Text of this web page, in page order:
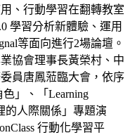
、行動學習在翻轉教室
學習分析新體驗、運用
等面向進行2場論壇。
協會理事長黃榮村、中
員唐鳳蒞臨大會，依序
」、「Learning
的人際關係」專題演
行動化學習平